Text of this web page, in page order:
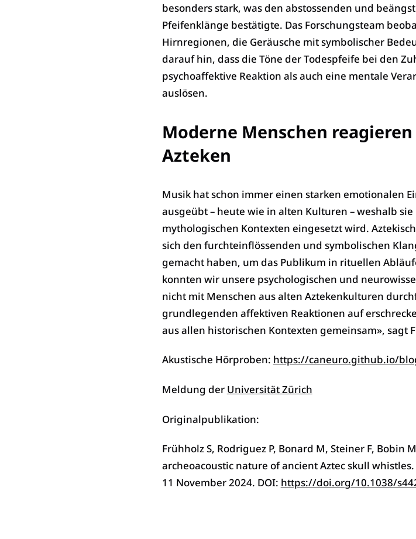
besonders stark, was den abstossenden und
Pfeifenklänge bestätigte. Das Forschungsteam
Hirnregionen, die Geräusche mit symbolischer
darauf hin, dass die Töne der Todespfeife bei den
psychoaffektive Reaktion als auch eine mentale
auslösen.
Moderne Menschen
Azteken
Musik hat schon immer einen starken emotionalen
ausgeübt – heute wie in alten Kulturen – weshalb
mythologischen Kontexten eingesetzt wird.
sich den furchteinflössenden und symbolischen
gemacht haben, um das Publikum in rituellen
konnten wir unsere psychologischen und
nicht mit Menschen aus alten Aztekenkulturen
grundlegenden affektiven Reaktionen auf
aus allen historischen Kontexten gemeinsam», sagt
Akustische Hörproben: https://caneuro.github.io/
Meldung der Universität Zürich
Originalpublikation:
Frühholz S, Rodriguez P, Bonard M, Steiner F, Bobin
archeoacoustic nature of ancient Aztec skull
11 November 2024. DOI: https://doi.org/10.1038/